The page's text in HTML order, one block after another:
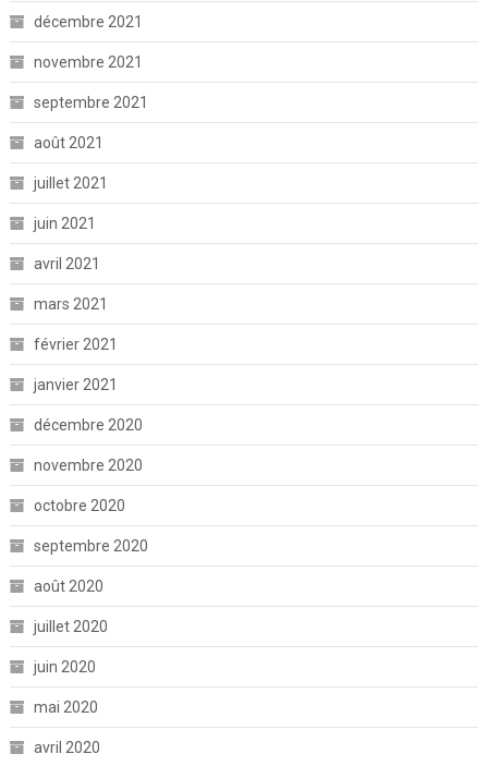
décembre 2021
novembre 2021
septembre 2021
août 2021
juillet 2021
juin 2021
avril 2021
mars 2021
février 2021
janvier 2021
décembre 2020
novembre 2020
octobre 2020
septembre 2020
août 2020
juillet 2020
juin 2020
mai 2020
avril 2020